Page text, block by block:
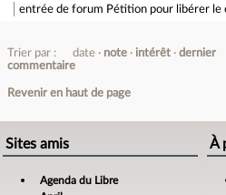
entrée de forum Pétition pour libérer le
Trier par : date note intérêt
dernier
commentaire
Revenir en haut de page
Sites amis
Agenda du Libre
À